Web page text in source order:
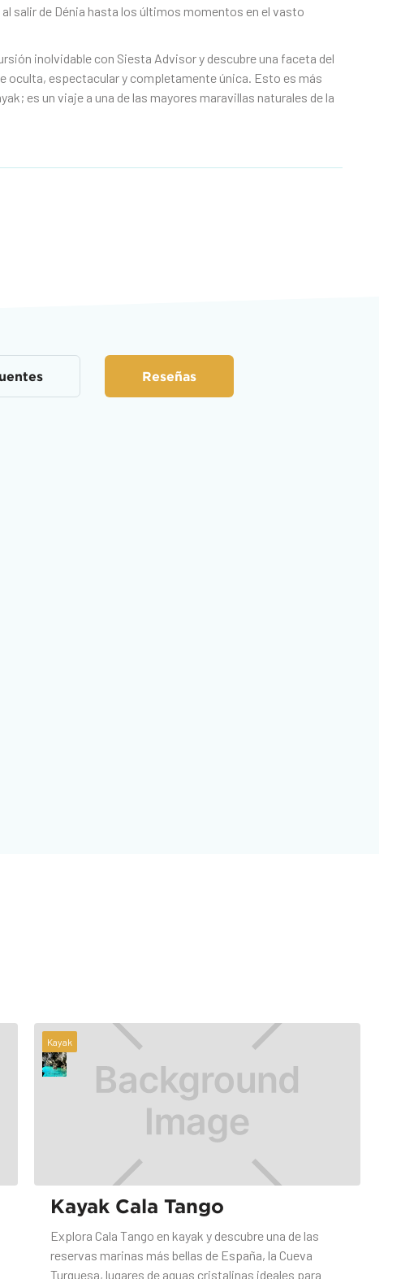
al salir de Dénia hasta los últimos momentos en el vasto
inolvidable con Siesta Advisor y descubre una faceta del
oculta, espectacular y completamente única. Esto es más
es un viaje a una de las mayores maravillas naturales de la
Reseñas
Kayak
Kayak Cala Tango
Explora Cala Tango en kayak y descubre una de las
reservas marinas más bellas de España, la Cueva
Turquesa, lugares de aguas cristalinas ideales para